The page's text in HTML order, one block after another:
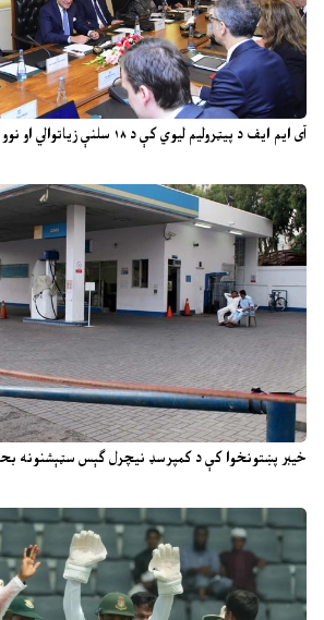
آی ایم ایف د پیټرولیم لیوي کې د ۱۸ سلنې زیاتوالي او نوو مالیو سپارښتنه کړې
خیبر پښتونخوا کې د کمپرسډ نیچرل ګېس سټېشنونه